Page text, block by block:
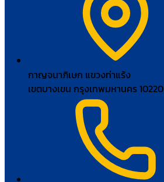
กาญจนาภิเษก แขวงท่าแร้ง
เขตบางเขน กรุงเทพมหานคร 10220